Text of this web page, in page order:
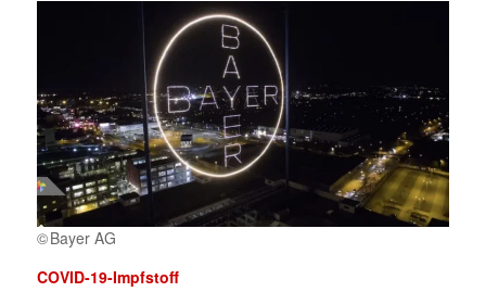
Bayer AG
COVID-19-Impfstoff